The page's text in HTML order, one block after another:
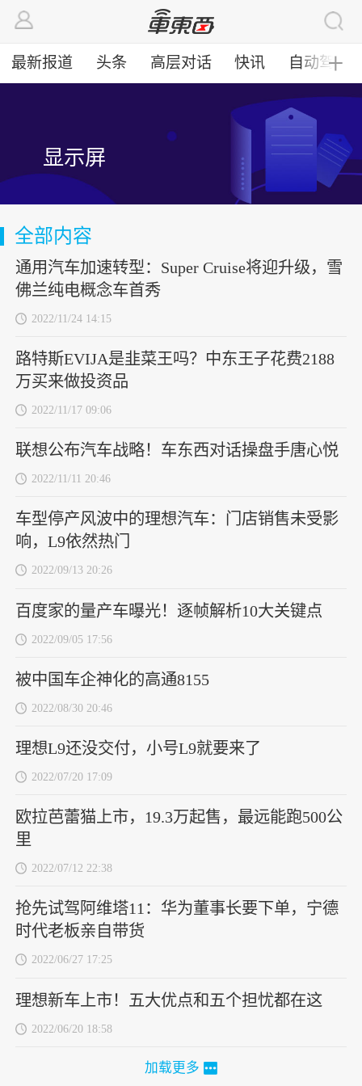
最新报道 头条 高层对话 快讯 自动驾驶
╋
显示屏
全部内容
通用汽车加速转型：Super Cruise将迎升级，雪
佛兰纯电概念车首秀
2022/11/24 14:15
路特斯EVIJA是韭菜王吗？中东王子花费2188
万买来做投资品
2022/11/17 09:06
联想公布汽车战略！车东西对话操盘手唐心悦
2022/11/11 20:46
车型停产风波中的理想汽车：门店销售未受影
响，L9依然热门
2022/09/13 20:26
百度家的量产车曝光！逐帧解析10大关键点
2022/09/05 17:56
被中国车企神化的高通8155
2022/08/30 20:46
理想L9还没交付，小号L9就要来了
2022/07/20 17:09
欧拉芭蕾猫上市，19.3万起售，最远能跑500公
里
2022/07/12 22:38
抢先试驾阿维塔11：华为董事长要下单，宁德
时代老板亲自带货
2022/06/27 17:25
理想新车上市！五大优点和五个担忧都在这
2022/06/20 18:58
加载更多